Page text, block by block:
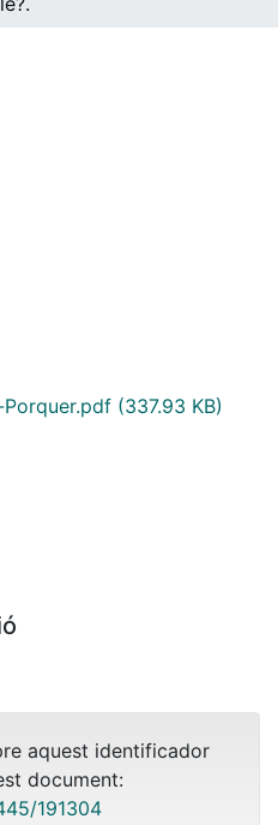
Porquer.pdf (337.93 KB)
aquest identificador
document:
191304